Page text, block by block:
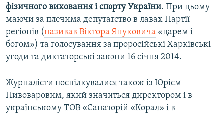
фізичного виховання і спорту України. При цьому
маючи за плечима депутатство в лавах Партії
регіонів (називав Віктора Януковича «царем і
богом») та голосування за проросійські Харківські
угоди та диктаторські закони 16 січня 2014.
Журналісти поспілкувалися також із Юрієм
Пивоваровим, який значиться директором і в
українському ТОВ «Санаторій «Корал» і в